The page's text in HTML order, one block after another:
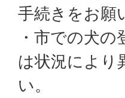
手続きをお願
・市での犬
は状況により
い。